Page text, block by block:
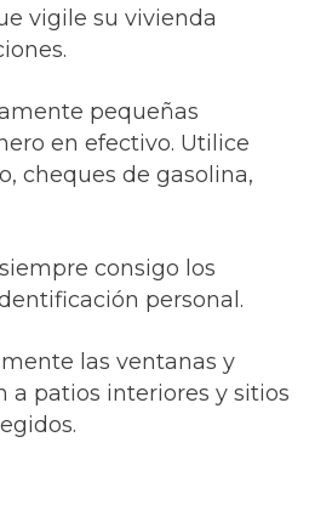
vigile su vivienda
pequeñas
en efectivo. Utilice
cheques de gasolina,
consigo los
personal.
las ventanas y
a patios interiores y sitios